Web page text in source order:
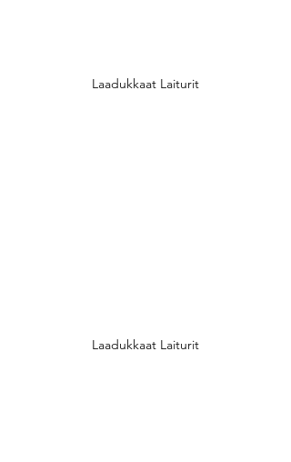
Laadukkaat Laiturit
Laadukkaat Laiturit